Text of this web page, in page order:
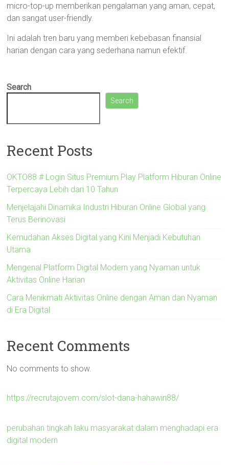
micro-top-up memberikan pengalaman yang aman, cepat,
dan sangat user-friendly.
Ini adalah tren baru yang memberi kebebasan finansial
harian dengan cara yang sederhana namun efektif.
Search
Search
Recent Posts
OKTO88 # Login Situs Premium Play Platform Hiburan Online
Terpercaya Lebih dari 10 Tahun
Menjelajahi Dinamika Industri Hiburan Online Global yang
Terus Berinovasi
Kemudahan Akses Digital yang Kini Menjadi Kebutuhan
Utama
Mengenal Platform Digital Modern yang Nyaman untuk
Aktivitas Online Harian
Cara Menikmati Aktivitas Online dengan Aman dan Nyaman
di Era Digital
Recent Comments
No comments to show.
https://recrutajovem.com/slot-dana-hahawin88/
perubahan tingkah laku masyarakat dalam menghadapi era
digital modern